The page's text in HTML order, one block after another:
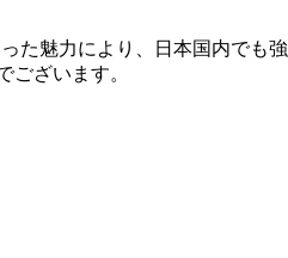
魅力により、日本国内でも
ございます。